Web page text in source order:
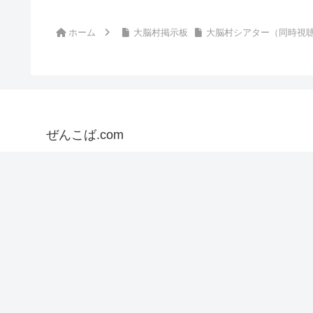
ホーム 大脳村掲示板 大脳村シアター（同時視
ぜんこば.com